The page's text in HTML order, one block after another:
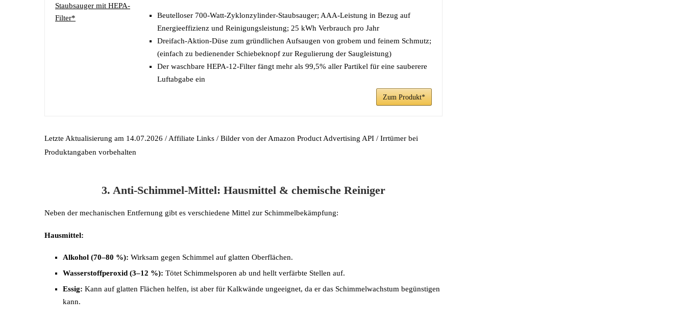
Beutelloser 700-Watt-Zyklonzylinder-Staubsauger; AAA-Leistung in Bezug auf
Energieeffizienz und Reinigungsleistung; 25 kWh Verbrauch pro Jahr
Dreifach-Aktion-Düse zum gründlichen Aufsaugen von grobem und feinem Schmutz;
(einfach zu bedienender Schiebeknopf zur Regulierung der Saugleistung)
Der waschbare HEPA-12-Filter fängt mehr als 99,5% aller Partikel für eine sauberere
Luftabgabe ein
Zum Produkt*
Letzte Aktualisierung am 14.07.2026 / Affiliate Links / Bilder von der Amazon Product Advertising API / Irrtümer bei
Produktangaben vorbehalten
3. Anti-Schimmel-Mittel: Hausmittel & chemische Reiniger
Neben der mechanischen Entfernung gibt es verschiedene Mittel zur Schimmelbekämpfung:
Hausmittel:
Alkohol (70–80 %): Wirksam gegen Schimmel auf glatten Oberflächen.
Wasserstoffperoxid (3–12 %): Tötet Schimmelsporen ab und hellt verfärbte Stellen auf.
Essig: Kann auf glatten Flächen helfen, ist aber für Kalkwände ungeeignet, da er das Schimmelwachstum begünstigen
kann.